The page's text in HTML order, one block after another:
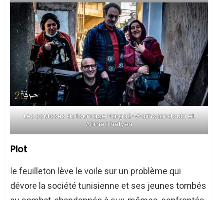
Les coulisses du tournage Harga2-Wajiha jandoubi et
Ahmed hefyen
Plot
le feuilleton lève le voile sur un problème qui
dévore la société tunisienne et ses jeunes tombés